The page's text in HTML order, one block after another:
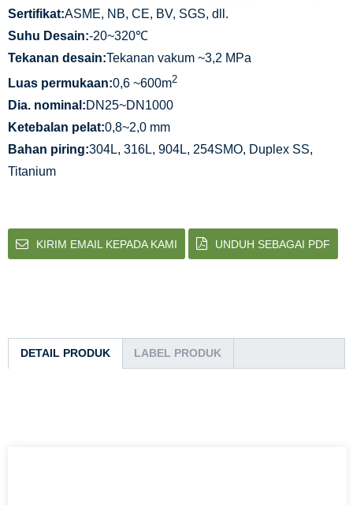
Sertifikat:ASME, NB, CE, BV, SGS, dll.
Suhu Desain:-20~320℃
Tekanan desain:Tekanan vakum ~3,2 MPa
Luas permukaan:0,6 ~600m2
Dia. nominal:DN25~DN1000
Ketebalan pelat:0,8~2,0 mm
Bahan piring:304L, 316L, 904L, 254SMO, Duplex SS,
Titanium
KIRIM EMAIL KEPADA KAMI UNDUH SEBAGAI PDF
DETAIL PRODUK LABEL PRODUK